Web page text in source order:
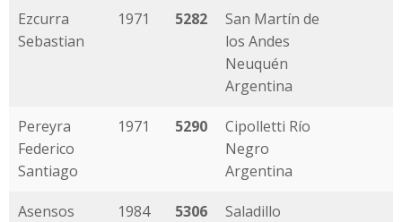
Ezcurra
Sebastian
1971 5282
San Martín de
los Andes
Neuquén
Argentina
Pereyra
Federico
Santiago
1971 5290
Cipolletti Río
Negro
Argentina
Asensos
1984 5306
Saladillo